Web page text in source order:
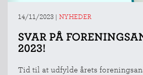
14/11/2023 | NYHEDER
SVAR PÅ
2023!
Tid til at udfylde årets